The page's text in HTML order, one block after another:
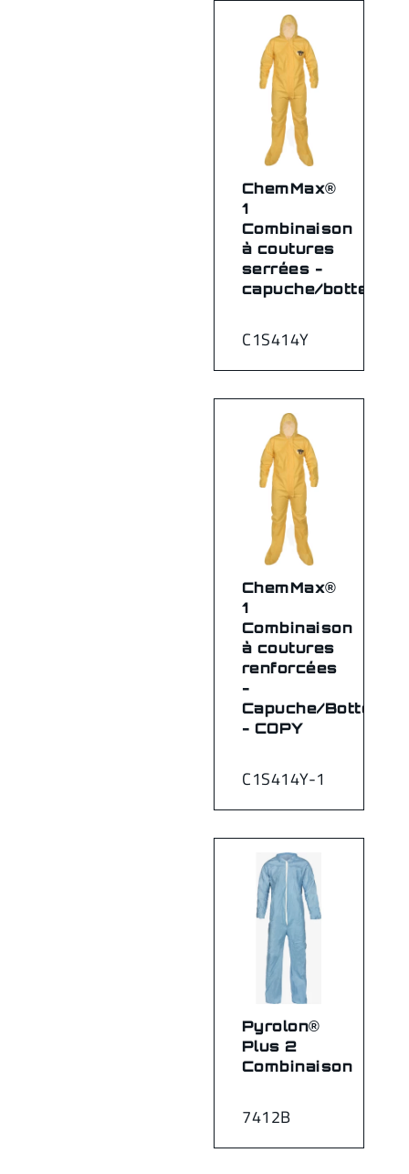
C1S414Y
ChemMax®
1
Combinaison
à coutures
serrées -
capuche/bottes
C1S414Y-1
ChemMax®
1
Combinaison
à coutures
renforcées
-
Capuche/Bottes
- COPY
7412B
Pyrolon®
Plus 2
Combinaison